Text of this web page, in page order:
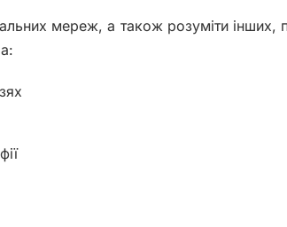
мереж, а також розуміти інших,